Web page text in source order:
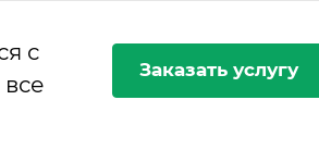
с
Заказать услугу